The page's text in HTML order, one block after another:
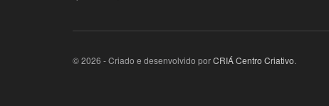
© 2026 - Criado e desenvolvido porCRIÁ Centro Criativo.